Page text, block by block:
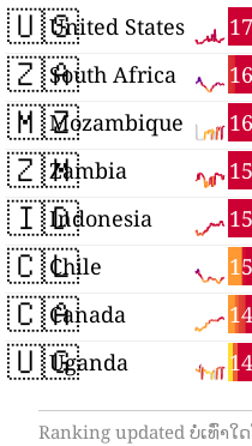
🇺🇸United States
🇿🇦South Africa
🇲🇿Mozambique
🇿🇲Zambia
🇮🇩Indonesia
🇨🇱
Chile
🇨🇦Canada
🇺🇬Uganda
Ranking updated ບໍ່ເທົ່າໃ